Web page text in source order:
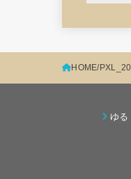
HOME
ゆる